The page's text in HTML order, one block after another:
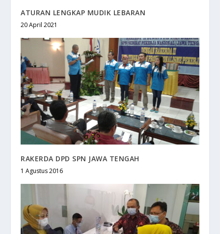
ATURAN LENGKAP MUDIK LEBARAN
20 April 2021
RAKERDA DPD SPN JAWA TENGAH
1 Agustus 2016